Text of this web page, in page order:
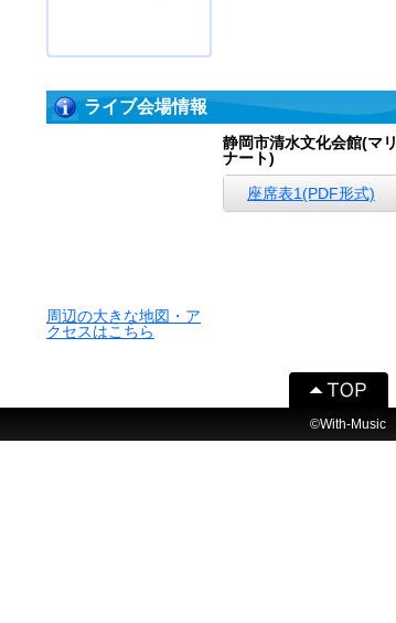
ライブ会場情報
周辺の大きな地図・ア
クセスはこちら
静岡市清水文化会館(マリ
ナート)
座席表1(PDF形式)
©With-Music